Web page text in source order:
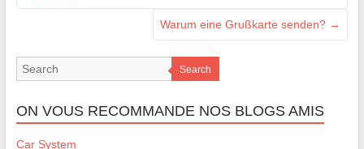
Warum eine Grußkarte senden? →
Search
ON VOUS RECOMMANDE NOS BLOGS AMIS
Car System